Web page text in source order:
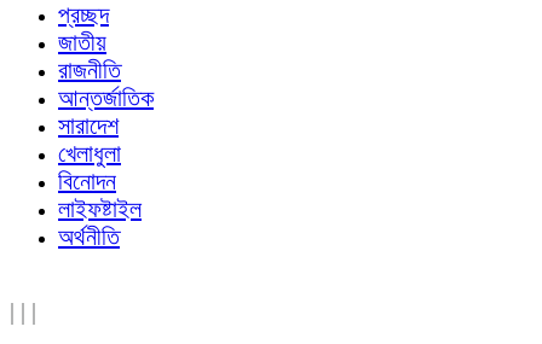
প্রচ্ছদ
জাতীয়
রাজনীতি
আন্তর্জাতিক
সারাদেশ
খেলাধুলা
বিনোদন
লাইফষ্টাইল
অর্থনীতি
| | |